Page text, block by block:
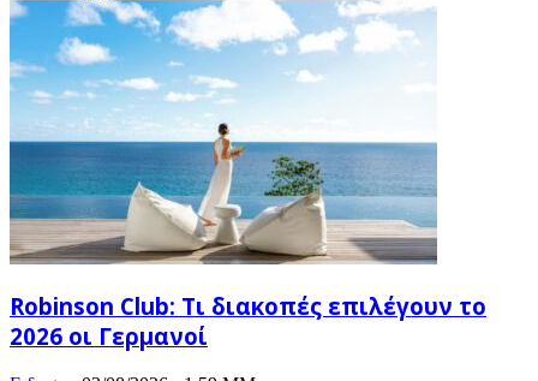
Robinson Club: Τι διακοπές επιλέγουν το
2026 οι Γερμανοί